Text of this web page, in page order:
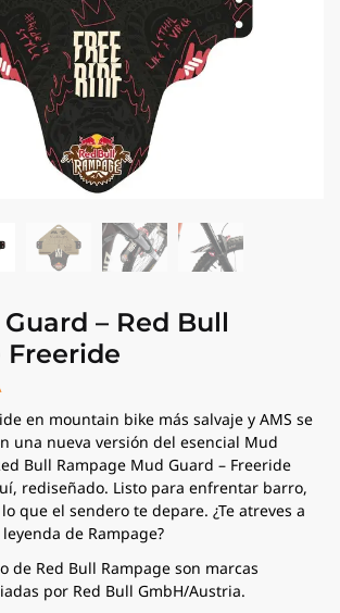
– Red Bull
Freeride
en mountain bike más salvaje y AMS se
una nueva versión del esencial Mud
Bull Rampage Mud Guard – Freeride
rediseñado. Listo para enfrentar barro,
que el sendero te depare. ¿Te atreves a
de Rampage?
de Red Bull Rampage son marcas
por Red Bull GmbH/Austria.